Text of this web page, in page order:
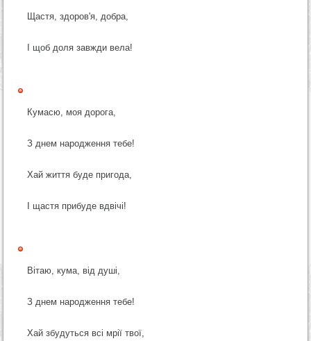
Щастя, здоров'я, добра,
І щоб доля завжди вела!
Кумасю, моя дорога,
З днем народження тебе!
Хай життя буде пригода,
І щастя прибуде вдвічі!
Вітаю, кума, від душі,
З днем народження тебе!
Хай збудуться всі мрії твої,